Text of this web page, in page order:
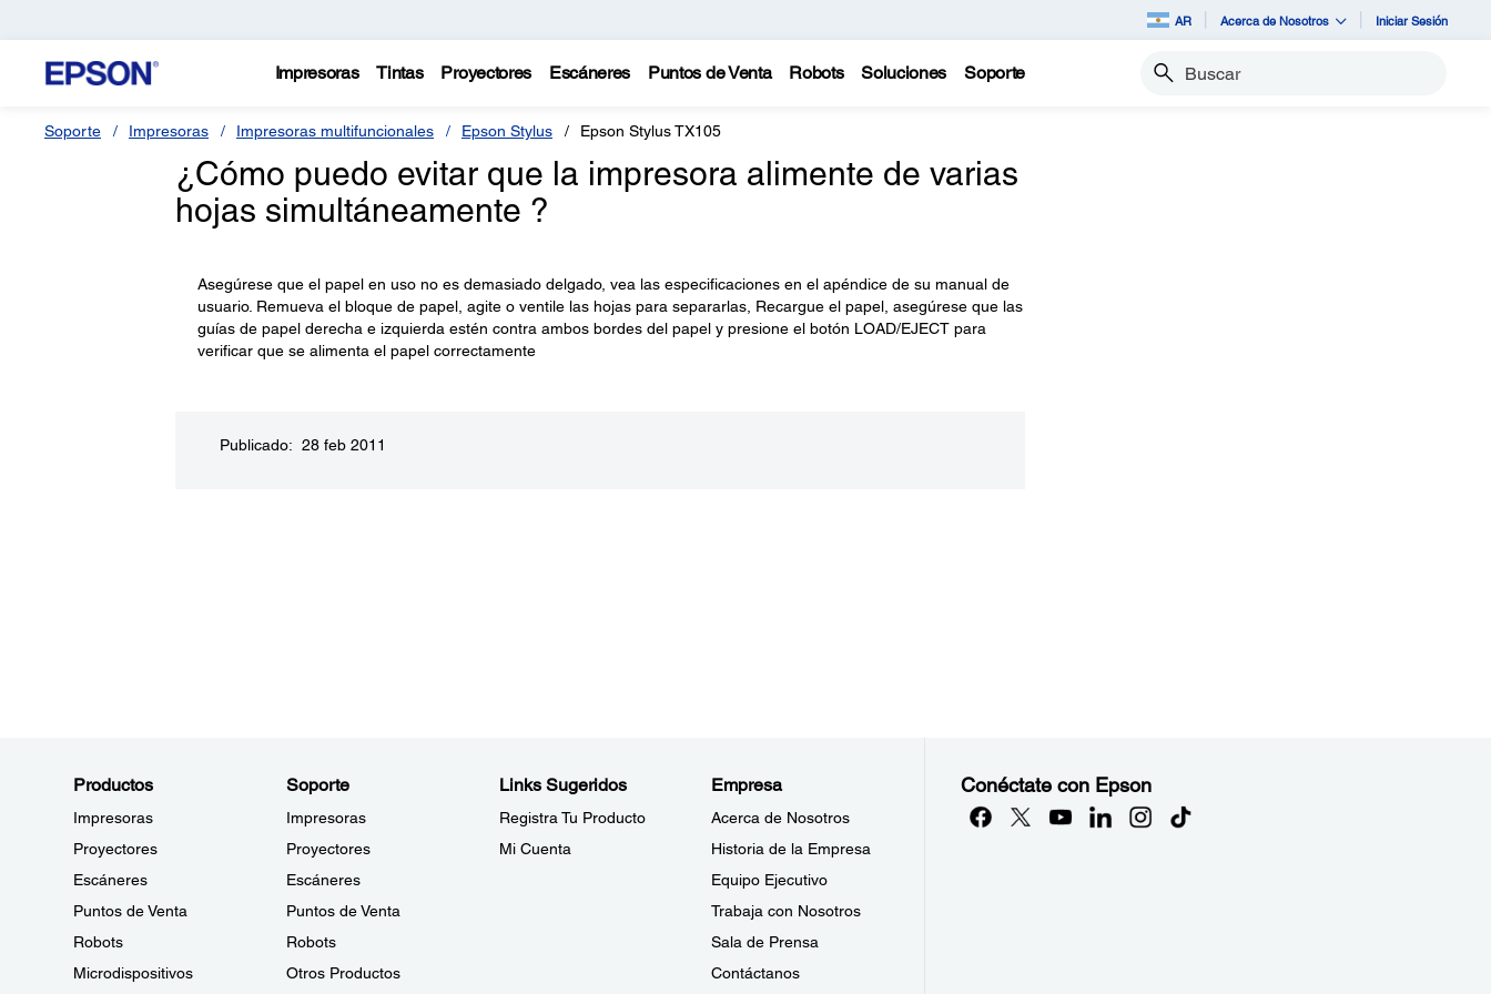
AR Acerca de Nosotros Iniciar Sesión
Impresoras Tintas Proyectores Escáneres Puntos de Venta Robots Soluciones Soporte Buscar
Soporte Impresoras Impresoras multifuncionales Epson Stylus Epson Stylus TX105
¿Cómo puedo evitar que la impresora alimente de varias
hojas simultáneamente ?
Asegúrese que el papel en uso no es demasiado delgado, vea las especificaciones en el apéndice de su manual de
usuario. Remueva el bloque de papel, agite o ventile las hojas para separarlas, Recargue el papel, asegúrese que las
guías de papel derecha e izquierda estén contra ambos bordes del papel y presione el botón LOAD/EJECT para
verificar que se alimenta el papel correctamente
Publicado: 28 feb 2011
Productos
Impresoras
Proyectores
Escáneres
Puntos de Venta
Robots
Microdispositivos
Soporte
Impresoras
Proyectores
Escáneres
Puntos de Venta
Robots
Otros Productos
Links Sugeridos
Registra Tu Producto
Mi Cuenta
Empresa
Acerca de Nosotros
Historia de la Empresa
Equipo Ejecutivo
Trabaja con Nosotros
Sala de Prensa
Contáctanos
Conéctate con Epson